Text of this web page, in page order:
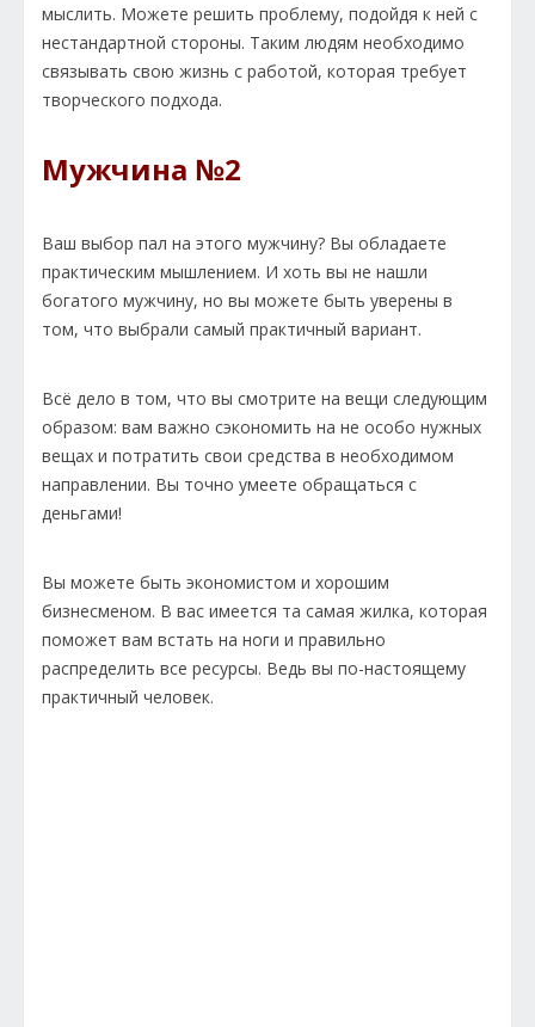
мыслить. Можете решить проблему, подойдя к ней с
нестандартной стороны. Таким людям необходимо
связывать свою жизнь с работой, которая требует
творческого подхода.
Мужчина №2
Ваш выбор пал на этого мужчину? Вы обладаете
практическим мышлением. И хоть вы не нашли
богатого мужчину, но вы можете быть уверены в
том, что выбрали самый практичный вариант.
Всё дело в том, что вы смотрите на вещи следующим
образом: вам важно сэкономить на не особо нужных
вещах и потратить свои средства в необходимом
направлении. Вы точно умеете обращаться с
деньгами!
Вы можете быть экономистом и хорошим
бизнесменом. В вас имеется та самая жилка, которая
поможет вам встать на ноги и правильно
распределить все ресурсы. Ведь вы по-настоящему
практичный человек.